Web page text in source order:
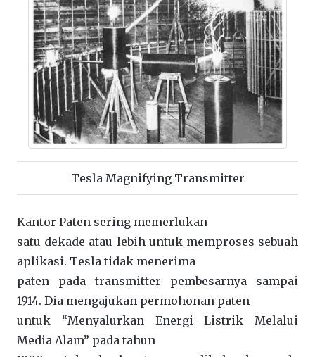
Tesla Magnifying Transmitter
Kantor Paten sering memerlukan
satu dekade atau lebih untuk memproses sebuah
aplikasi. Tesla tidak menerima
paten pada transmitter pembesarnya sampai
1914. Dia mengajukan permohonan paten
untuk “Menyalurkan Energi Listrik Melalui
Media Alam” pada tahun